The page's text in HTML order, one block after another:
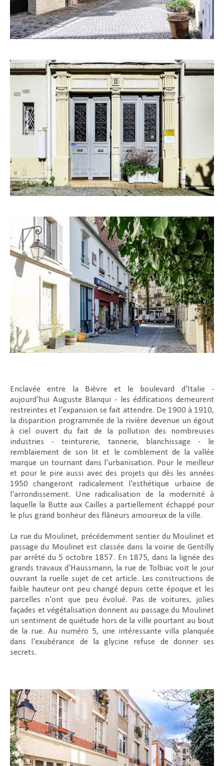
Enclavée entre la Bièvre et le boulevard d'Italie -
aujourd'hui Auguste Blanqui - les édifications demeurent
restreintes et l'expansion se fait attendre. De 1900 à 1910,
la disparition programmée de la rivière devenue un égout
à ciel ouvert du fait de la pollution des nombreuses
industries - teinturerie, tannerie, blanchissage - le
remblaiement de son lit et le comblement de la vallée
marque un tournant dans l'urbanisation. Pour le meilleur
et pour le pire aussi avec des projets qui dès les années
1950 changeront radicalement l'esthétique urbaine de
l'arrondissement. Une radicalisation de la modernité à
laquelle la Butte aux Cailles a partiellement échappé pour
le plus grand bonheur des flâneurs amoureux de la ville.
La rue du Moulinet, précédemment sentier du Moulinet et
passage du Moulinet est classée dans la voirie de Gentilly
par arrêté du 5 octobre 1857. En 1875, dans la lignée des
grands travaux d'Haussmann, la rue de Tolbiac voit le jour
ouvrant la ruelle sujet de cet article. Les constructions de
faible hauteur ont peu changé depuis cette époque et les
parcelles n'ont que peu évolué. Pas de voitures, jolies
façades et végétalisation donnent au passage du Moulinet
un sentiment de quiétude hors de la ville pourtant au bout
de la rue. Au numéro 5, une intéressante villa planquée
dans l'exubérance de la glycine refuse de donner ses
secrets.